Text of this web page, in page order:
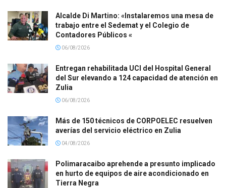
Alcalde Di Martino: «Instalaremos una mesa de
trabajo entre el Sedemat y el Colegio de
Contadores Públicos «
06/08/2026
Entregan rehabilitada UCI del Hospital General
del Sur elevando a 124 capacidad de atención en
Zulia
06/08/2026
Más de 150 técnicos de CORPOELEC resuelven
averías del servicio eléctrico en Zulia
04/08/2026
Polimaracaibo aprehende a presunto implicado
en hurto de equipos de aire acondicionado en
Tierra Negra